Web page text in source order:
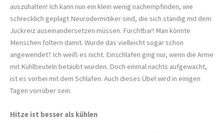
auszuhalten! Ich kann nun ein klein wenig nachempfinden, wie
schrecklich geplagt Neurodermitiker sind, die sich ständig mit dem
Juckreiz auseinandersetzen müssen. Furchtbar! Man könnte
Menschen foltern damit. Wurde das vielleicht sogar schon
angewendet? Ich weiß es nicht. Einschlafen ging nur, wenn die Arme
mit Kühlbeuteln betäubt wurden. Doch einmal nachts aufgewacht,
ist es vorbei mit dem Schlafen. Auch dieses Übel wird in einigen
Tagen vorrüber sein.
Hitze ist besser als kühlen